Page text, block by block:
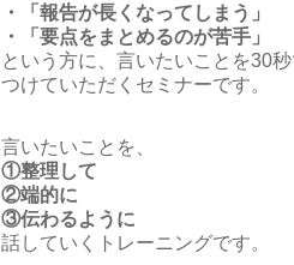
・「報告が長くなってしまう」
・「要点をまとめるのが苦手」
という方に、言いたいことを30
つけていただくセミナーです。
言いたいことを、
①整理して
②端的に
③伝わるように
話していくトレーニングです。